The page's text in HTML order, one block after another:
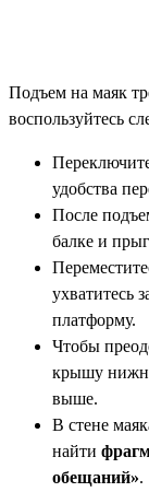
Подъем на маяк
воспользуйтесь
удобства
После
балке и
ухватитесь
платформу.
Чтобы
крышу
выше.
В стене
найти
обещаний».